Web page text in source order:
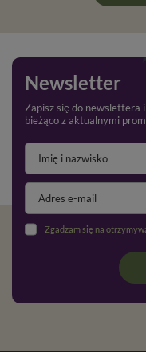
Newsletter
Zapisz się do newslettera
bieżąco z aktualnymi
Zgadzam się na otrzymywanie wiadomości